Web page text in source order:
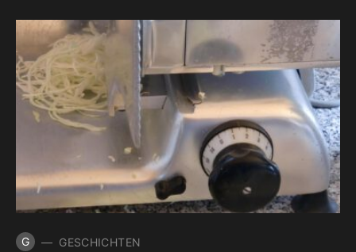
G GESCHICHTEN